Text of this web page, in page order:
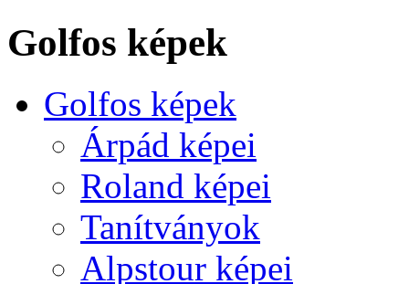
Golfos képek
Golfos képek
Árpád képei
Roland képei
Tanítványok
Alpstour képei